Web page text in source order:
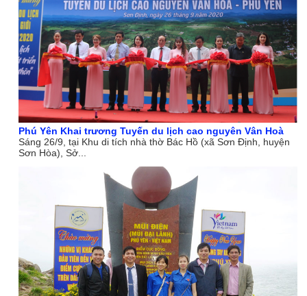
Phú Yên Khai trương Tuyến du lịch cao nguyên Vân Hoà
Sáng 26/9, tại Khu di tích nhà thờ Bác Hồ (xã Sơn Định, huyện
Sơn Hòa), Sở...